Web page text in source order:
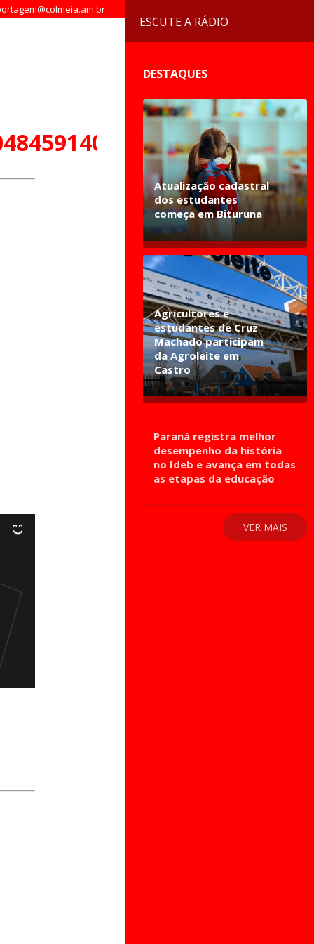
ESCUTE A RÁDIO
DESTAQUES
Atualização cadastral
dos estudantes
começa em Bituruna
Agricultores e
estudantes de Cruz
Machado participam
da Agroleite em
Castro
Paraná registra melhor
desempenho da história
no Ideb e avança em todas
as etapas da educação
VER MAIS